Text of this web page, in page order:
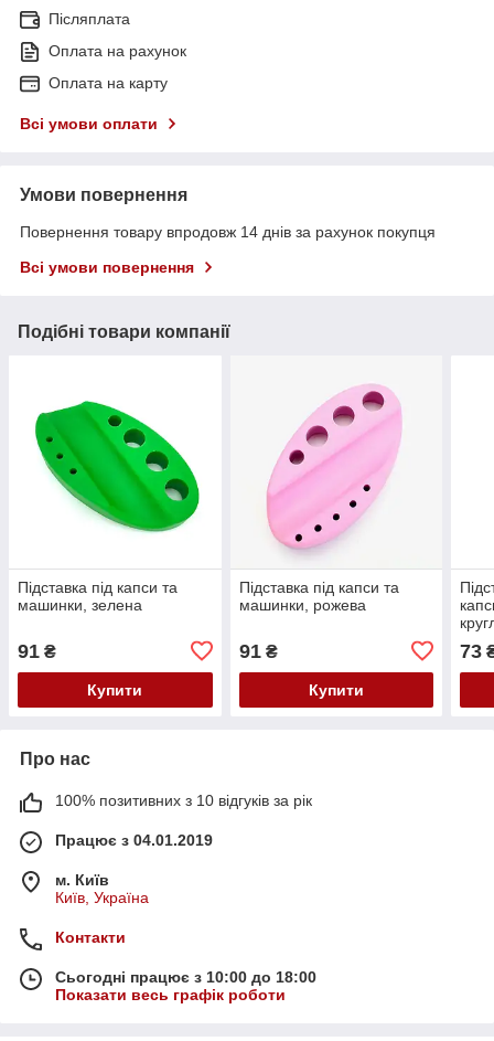
Післяплата
Оплата на рахунок
Оплата на карту
Всі умови оплати
Умови повернення
Повернення товару впродовж 14 днів за рахунок покупця
Всі умови повернення
Подібні товари компанії
Підставка під капси та
машинки, зелена
91 ₴
Купити
Підставка під капси та
машинки, рожева
91₴
Купити
73
Про нас
100% позитивних з 10 відгуків за рік
Працює з 04.01.2019
м. Київ
Київ, Україна
Контакти
Сьогодні працює з 10:00 до 18:00
Показати весь графік роботи